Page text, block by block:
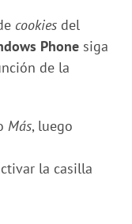
cookies del
Phone siga
de la
Más, luego
la casilla